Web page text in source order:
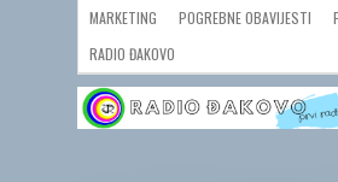
MARKETING POGREBNE OBAVIJESTI
RADIO ĐAKOVO